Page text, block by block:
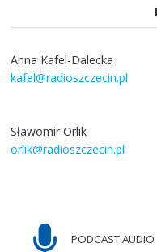
Anna Kafel-Dalecka
kafel@radioszczecin.pl
Sławomir Orlik
orlik@radioszczecin.pl
PODCAST AUDIO